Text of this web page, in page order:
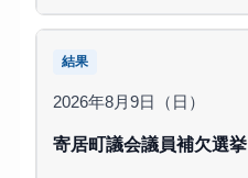
結果
2026年8月9日（日）
寄居町議会議員補欠選挙